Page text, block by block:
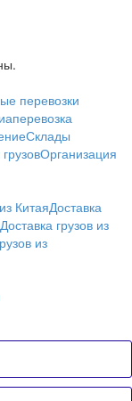
перевозки
Склады
Организация
КитаяДоставка
Доставка грузов из
из